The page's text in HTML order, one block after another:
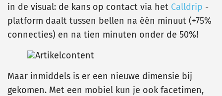
in de visual: de kans op contact via het Calldrip -
platform daalt tussen bellen na één minuut (+75%
connecties) en na tien minuten onder de 50%!
Maar inmiddels is er een nieuwe dimensie bij
gekomen. Met een mobiel kun je ook facetimen,